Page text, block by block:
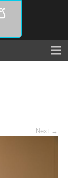
Next →